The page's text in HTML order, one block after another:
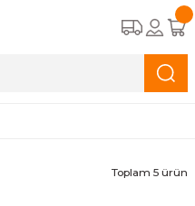
Solunum Koruyucu
Toplam 5 ürün